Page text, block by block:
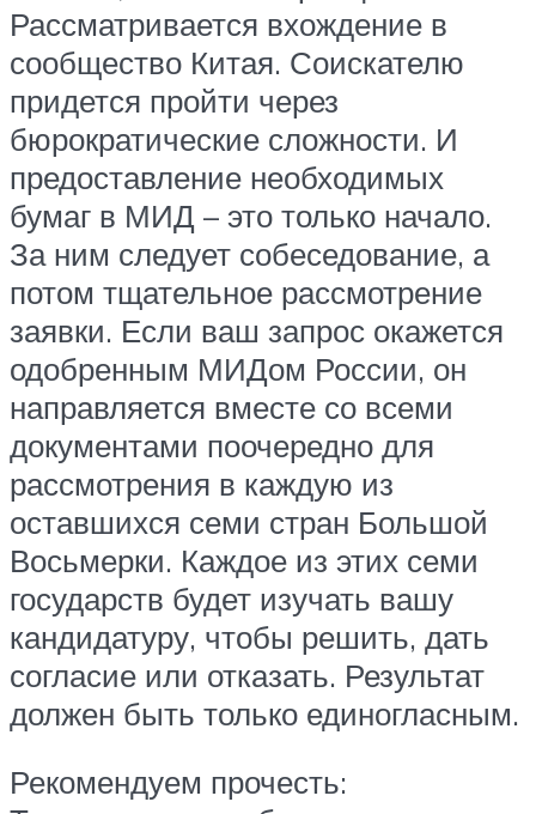
Рассматривается вхождение в
сообщество Китая. Соискателю
придется пройти через
бюрократические сложности. И
предоставление необходимых
бумаг в МИД – это только начало.
За ним следует собеседование, а
потом тщательное рассмотрение
заявки. Если ваш запрос окажется
одобренным МИДом России, он
направляется вместе со всеми
документами поочередно для
рассмотрения в каждую из
оставшихся семи стран Большой
Восьмерки. Каждое из этих семи
государств будет изучать вашу
кандидатуру, чтобы решить, дать
согласие или отказать. Результат
должен быть только единогласным.
Рекомендуем прочесть: